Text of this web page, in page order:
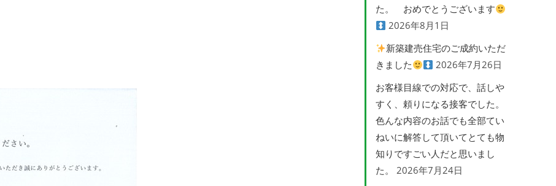
た。 おめでとうございます
2026年8月1日
新築建売住宅のご成約いただ
きました
2026年7月26日
お客様目線での対応で、話しや
すく、頼りになる接客でした。
色んな内容のお話でも全部てい
ねいに解答して頂いてとても物
知りですごい人だと思いまし
た。
2026年7月24日